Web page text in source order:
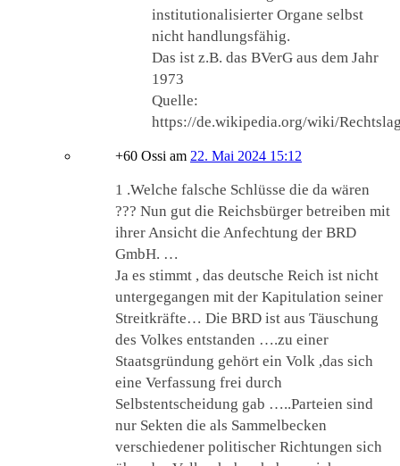
institutionalisierter Organe selbst
nicht handlungsfähig.
Das ist z.B. das BVerG aus dem Jahr
1973
Quelle:
https://de.wikipedia.org/wiki/
+60 Ossi am 22. Mai 2024 15:12
1 .Welche falsche Schlüsse die da wären
??? Nun gut die Reichsbürger betreiben mit
ihrer Ansicht die Anfechtung der BRD
GmbH. …
Ja es stimmt , das deutsche Reich ist nicht
untergegangen mit der Kapitulation seiner
Streitkräfte… Die BRD ist aus Täuschung
des Volkes entstanden ….zu einer
Staatsgründung gehört ein Volk ,das sich
eine Verfassung frei durch
Selbstentscheidung gab …..Parteien sind
nur Sekten die als Sammelbecken
verschiedener politischer Richtungen sich